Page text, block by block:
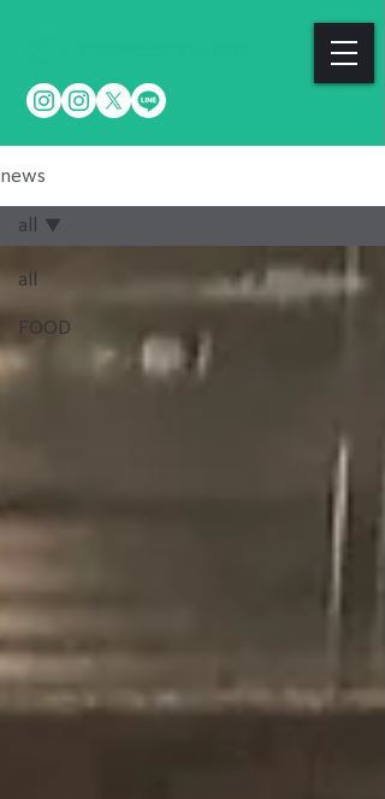
news
all
FOOD
all